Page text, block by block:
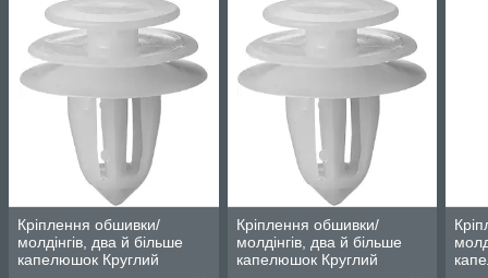
Кріплення обшивки/
молдінгів, два й більше
капелюшок Круглий
Кріплення обшивки/
молдінгів, два й більше
капелюшок Круглий